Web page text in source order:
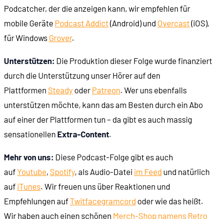
00:25:42 Heimkonsolen-Vorreiter: Atari VCS
00:28:15 Sega und das Colecovision
00:30:32 Der Coleco Adam
00:30:52 Segas Einstieg in die Heimcomputer (Hideki
00:32:53 Vorbild Nintendo: Game and Watch
00:34:03 Segas Heimcomputer: SC-3000 (1983)
Der Konsolen-Ableger: SG-1000 (1983)
Podcatcher, der die anzeigen kann, wir empfehlen für
mobile Geräte Podcast Addict(Android) und Overcast(iOS),
für Windows Grover.
Unterstützen: Die Produktion dieser Folge wurde finanziert
durch die Unterstützung unser Hörer auf den
Plattformen Steady oder Patreon. Wer uns ebenfalls
unterstützen möchte, kann das am Besten durch ein Abo
auf einer der Plattformen tun – da gibt es auch massig
sensationellen Extra-Content.
Mehr von uns: Diese Podcast-Folge gibt es auch
aufYoutube, Spotify, als Audio-Datei im Feed und natürlich
auf iTunes. Wir freuen uns über Reaktionen und
Empfehlungen aufTwitfacegramcord oder wie das heißt.
Wir haben auch einen schönen Merch-Shop namens Retro